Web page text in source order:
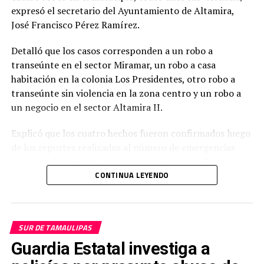
expresó el secretario del Ayuntamiento de Altamira,
José Francisco Pérez Ramírez.
Detalló que los casos corresponden a un robo a
transeúnte en el sector Miramar, un robo a casa
habitación en la colonia Los Presidentes, otro robo a
transeúnte sin violencia en la zona centro y un robo a
un negocio en el sector Altamira II.
Explicó que los cuatro hechos fueron confirmados luego
Pérez Ramírez señaló que, pese a estos incidentes, la
incidencia delictiva se mantiene baja, al contabilizar
que consideró que Altamira continúa siendo un
municipio tranquilo en materia de seguridad.
CONTINUA LEYENDO
SUR DE TAMAULIPAS
Guardia Estatal investiga a